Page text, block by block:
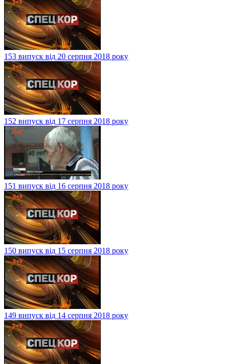
153 випуск від 20 серпня 2018 року
152 випуск від 17 серпня 2018 року
151 випуск від 16 серпня 2018 року
150 випуск від 15 серпня 2018 року
149 випуск від 14 серпня 2018 року